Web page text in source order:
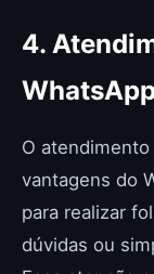
4.
O
vantagens do
para realizar
dúvidas ou